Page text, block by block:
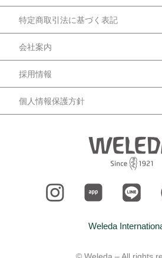
特定商取引法に基づく表記
会社案内
採用情報
個人情報保護方針
Weleda
© Weleda – All rights